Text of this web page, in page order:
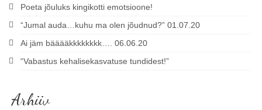
Poeta jõuluks kingikotti emotsioone!
“Jumal auda…kuhu ma olen jõudnud?” 01.07.20
Ai jäm bääääkkkkkkkk…. 06.06.20
“Vabastus kehalisekasvatuse tundidest!”
Arhiiv